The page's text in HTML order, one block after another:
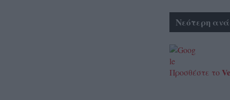
Νεότερη
Προσθέστε το